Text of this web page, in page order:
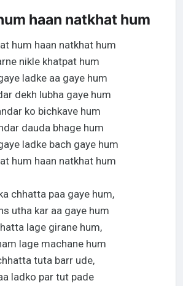
haan natkhat hum
hum haan natkhat hum
nikle khatpat hum
ladke aa gaye hum
dekh lubha gaye hum
ko bichkave hum
dauda bhage hum
ladke bach gaye hum
hum haan natkhat hum
chhatta paa gaye hum,
utha kar aa gaye hum
lage girane hum,
lage machane hum
tuta barr ude,
ladko par tut pade